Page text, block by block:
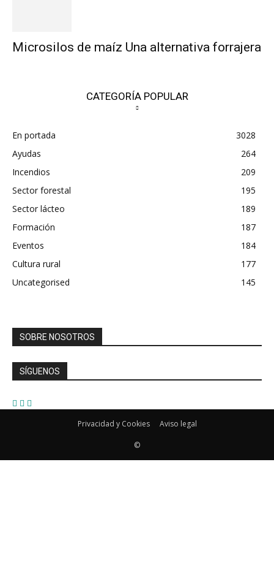
Microsilos de maíz Una alternativa forrajera
CATEGORÍA POPULAR
En portada
3028
Ayudas
264
Incendios
209
Sector forestal
195
Sector lácteo
189
Formación
187
Eventos
184
Cultura rural
177
Uncategorised
145
SOBRE NOSOTROS
SÍGUENOS
Privacidad y Cookies Aviso legal
©